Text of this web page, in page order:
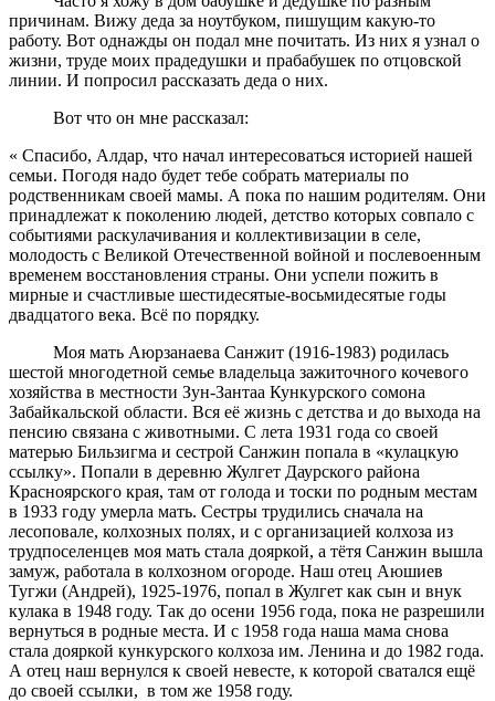
причинам. Вижу деда за ноутбуком, пишущим какую-то
работу. Вот однажды он подал мне почитать. Из них я узнал о
жизни, труде моих прадедушки и прабабушек по отцовской
линии. И попросил рассказать деда о них.
Вот что он мне рассказал:
« Спасибо, Алдар, что начал интересоваться историей нашей
семьи. Погодя надо будет тебе собрать материалы по
родственникам своей мамы. А пока по нашим родителям. Они
принадлежат к поколению людей, детство которых совпало с
событиями раскулачивания и коллективизации в селе,
молодость с Великой Отечественной войной и послевоенным
временем восстановления страны. Они успели пожить в
мирные и счастливые шестидесятые-восьмидесятые годы
двадцатого века. Всё по порядку.
Моя мать Аюрзанаева Санжит (1916-1983) родилась
шестой многодетной семье владельца зажиточного кочевого
хозяйства в местности Зун-Зантаа Кункурского сомона
Забайкальской области. Вся её жизнь с детства и до выхода на
пенсию связана с животными. С лета 1931 года со своей
матерью Бильзигма и сестрой Санжин попала в «кулацкую
ссылку». Попали в деревню Жулгет Даурского района
Красноярского края, там от голода и тоски по родным местам
в 1933 году умерла мать. Сестры трудились сначала на
лесоповале, колхозных полях, и с организацией колхоза из
трудпоселенцев моя мать стала дояркой, а тётя Санжин вышла
замуж, работала в колхозном огороде. Наш отец Аюшиев
Тугжи (Андрей), 1925-1976, попал в Жулгет как сын и внук
кулака в 1948 году. Так до осени 1956 года, пока не разрешили
вернуться в родные места. И с 1958 года наша мама снова
стала дояркой кункурского колхоза им. Ленина и до 1982 года.
А отец наш вернулся к своей невесте, к которой сватался ещё
до своей ссылки, в том же 1958 году.